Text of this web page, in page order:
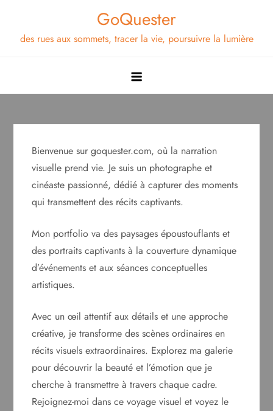
content
GoQuester
des rues aux sommets, tracer la vie, poursuivre la lumière
Bienvenue sur goquester.com, où la narration
visuelle prend vie. Je suis un photographe et
cinéaste passionné, dédié à capturer des moments
qui transmettent des récits captivants.
Mon portfolio va des paysages époustouflants et
des portraits captivants à la couverture dynamique
d’événements et aux séances conceptuelles
artistiques.
Avec un œil attentif aux détails et une approche
créative, je transforme des scènes ordinaires en
récits visuels extraordinaires. Explorez ma galerie
pour découvrir la beauté et l’émotion que je
cherche à transmettre à travers chaque cadre.
Rejoignez-moi dans ce voyage visuel et voyez le